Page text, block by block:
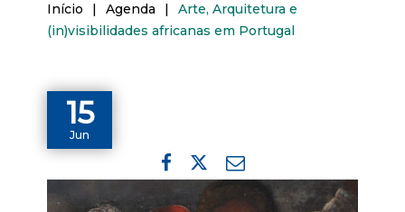
Início | Agenda |
Arte, Arquitetura e
(in)visibilidades africanas em Portugal
15
Jun